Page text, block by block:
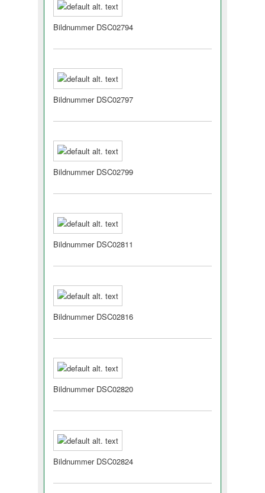
Bildnummer DSC02794
Bildnummer DSC02797
Bildnummer DSC02799
Bildnummer DSC02811
Bildnummer DSC02816
Bildnummer DSC02820
Bildnummer DSC02824